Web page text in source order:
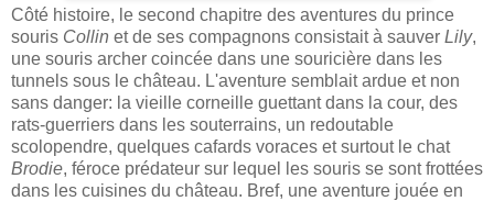
Côté histoire, le second chapitre des aventures du prince
souris Collin et de ses compagnons consistait à sauver Lily,
une souris archer coincée dans une souricière dans les
tunnels sous le château. L'aventure semblait ardue et non
sans danger: la vieille corneille guettant dans la cour, des
rats-guerriers dans les souterrains, un redoutable
scolopendre, quelques cafards voraces et surtout le chat
Brodie, féroce prédateur sur lequel les souris se sont frottées
dans les cuisines du château. Bref, une aventure jouée en